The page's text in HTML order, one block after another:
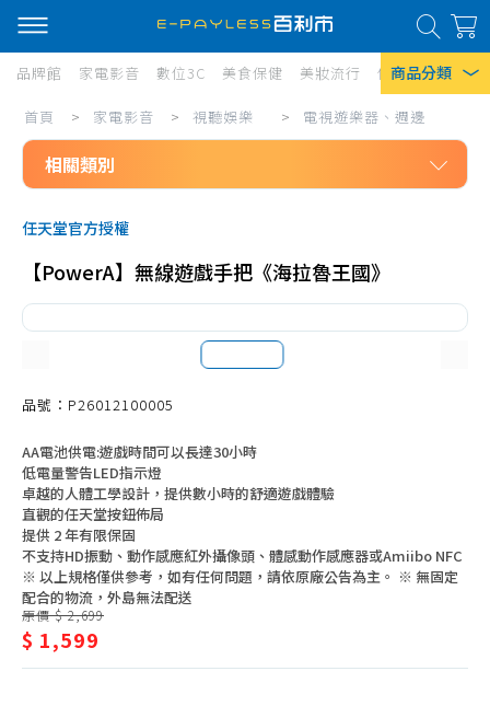
商品分類
熱門搜尋
風扇
Iphone 17
品牌館 家電影音 數位3C 美食保健 美妝流行 傢俱寢具 居
家
電
影
音/
娛
電
視
遊
樂
器、
週
邊
首頁 > 家電影音 > 視聽娛樂 > 電視遊樂器、週邊
相關類別
品牌電視
50-59吋電視
70吋以上電視
電視週邊配件
電視機上盒
影音播放器
家庭劇院/音響
手提音響
任天堂官方授權
【PowerA】無線遊戲手把《海拉魯王國》
品號：P26012100005
AA電池供電:遊戲時間可以長達30小時
低電量警告LED指示燈
卓越的人體工學設計，提供數小時的舒適遊戲體驗
直觀的任天堂按鈕佈局
提供 2 年有限保固
不支持HD振動、動作感應紅外攝像頭、體感動作感應器或Amiibo NFC
※ 以上規格僅供參考，如有任何問題，請依原廠公告為主。 ※ 無固定
配合的物流，外島無法配送
原價 $ 2,699
$ 1,599